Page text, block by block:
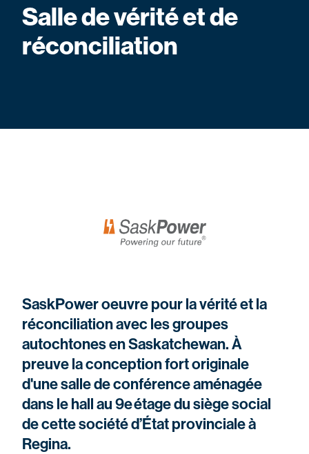
Salle de vérité et de
réconciliation
SaskPower oeuvre pour la vérité et la
réconciliation avec les groupes
autochtones en Saskatchewan. À
preuve la conception fort originale
d'une salle de conférence aménagée
dans le hall au 9e étage du siège social
de cette société d’État provinciale à
Regina.